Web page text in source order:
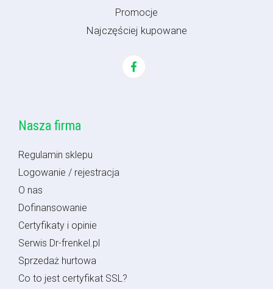
Promocje
Najczęściej kupowane
Nasza firma
Regulamin sklepu
Logowanie / rejestracja
O nas
Dofinansowanie
Certyfikaty i opinie
Serwis Dr-frenkel.pl
Sprzedaż hurtowa
Co to jest certyfikat SSL?